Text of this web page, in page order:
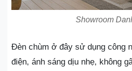
Showroom
Đèn chùm ở đây sử dụng công
điện, ánh sáng dịu nhẹ, không